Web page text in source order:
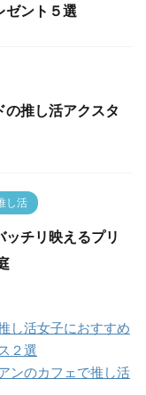
ゼント５選
の推し活アクスタ
し活
チリ映えるプリ
し活女子におすすめ
２選
ンのカフェで推し活